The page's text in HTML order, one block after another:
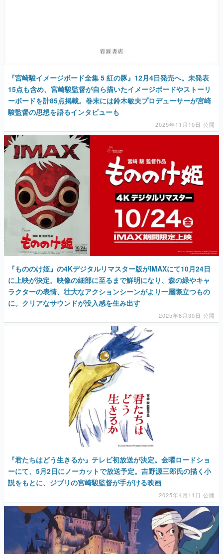
『宮崎駿イメージボード全集 5 紅の豚』12月4日発売へ。未発表
15点も含め、宮崎駿監督が自ら描いたイメージボードやストーリ
ーボードを計85点掲載。巻末には鈴木敏夫プロデューサーが宮崎
駿監督の思想を語るインタビューも
2025年11月10日 公開
『もののけ姫』の4Kデジタルリマスター版がIMAXにて10月24日
に上映が決定。映像の細部に至るまで鮮明になり、森の緑やキャ
ラクターの表情、壮大なアクションシーンがより一層際立つもの
に。クリアなサウンドが没入感を生み出す
2025年8月30日 公開
『君たちはどう生きるか』テレビ初放送が決定。金曜ロードショ
ーにて、5月2日にノーカットで放送予定。吉野源三郎氏の描く小
説をもとに、ジブリの宮崎駿監督が手がける映画
2025年4月11日 公開